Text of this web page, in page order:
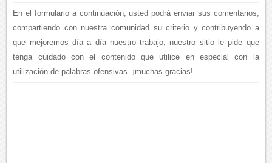
En el formulario a continuación, usted podrá enviar sus comentarios,
compartiendo con nuestra comunidad su criterio y contribuyendo a
que mejoremos día a día nuestro trabajo, nuestro sitio le pide que
tenga cuidado con el contenido que utilice en especial con la
utilización de palabras ofensivas. ¡muchas gracias!